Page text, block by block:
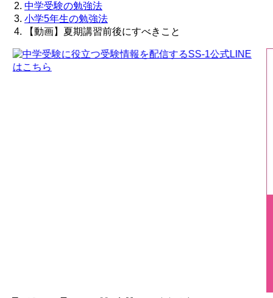
中学受験の勉強法
小学5年生の勉強法
【動画】夏期講習前後にすべきこと